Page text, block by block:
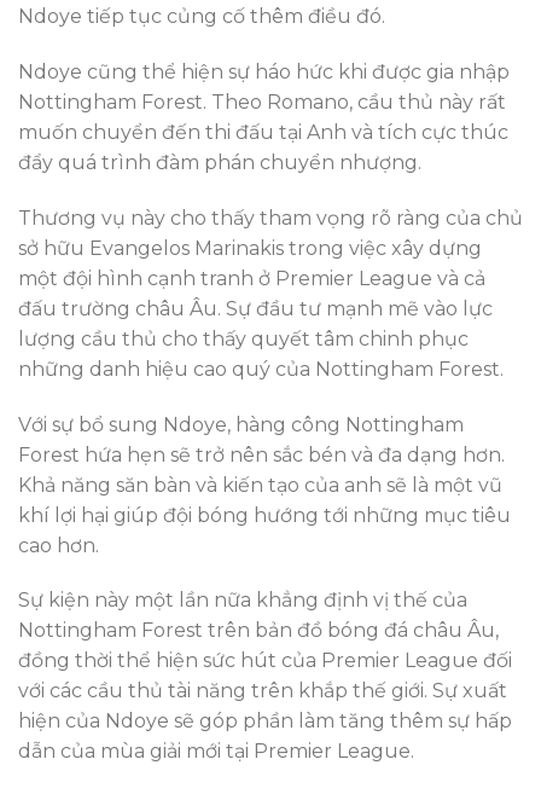
Ndoye tiếp tục củng cố thêm điều đó.
Ndoye cũng thể hiện sự háo hức khi được gia nhập
Nottingham Forest. Theo Romano, cầu thủ này rất
muốn chuyển đến thi đấu tại Anh và tích cực thúc
đẩy quá trình đàm phán chuyển nhượng.
Thương vụ này cho thấy tham vọng rõ ràng của chủ
sở hữu Evangelos Marinakis trong việc xây dựng
một đội hình cạnh tranh ở Premier League và cả
đấu trường châu Âu. Sự đầu tư mạnh mẽ vào lực
lượng cầu thủ cho thấy quyết tâm chinh phục
những danh hiệu cao quý của Nottingham Forest.
Với sự bổ sung Ndoye, hàng công Nottingham
Forest hứa hẹn sẽ trở nên sắc bén và đa dạng hơn.
Khả năng săn bàn và kiến tạo của anh sẽ là một vũ
khí lợi hại giúp đội bóng hướng tới những mục tiêu
cao hơn.
Sự kiện này một lần nữa khẳng định vị thế của
Nottingham Forest trên bản đồ bóng đá châu Âu,
đồng thời thể hiện sức hút của Premier League đối
với các cầu thủ tài năng trên khắp thế giới. Sự xuất
hiện của Ndoye sẽ góp phần làm tăng thêm sự hấp
dẫn của mùa giải mới tại Premier League.